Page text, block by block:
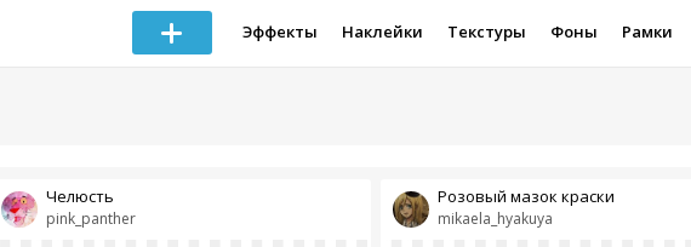
Эффекты Наклейки Текстуры Фоны Рамки
pink_panther
Челюсть
mikaela_hyakuya
Розовый мазок краски